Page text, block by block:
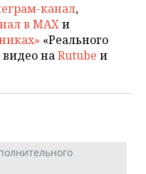
канал,
в MAXи
«Реального
наRutube и